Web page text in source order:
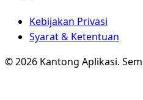
Kebijakan Privasi
Syarat & Ketentuan
© 2026 Kantong Aplikasi.